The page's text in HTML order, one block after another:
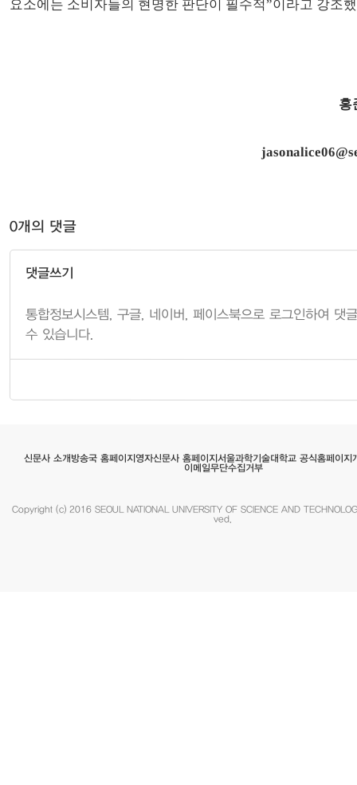
요소에는 소비자들의 현명한 판단이 필수적”이라고 강조
홍
0개의 댓글
댓글쓰기
신문사 소개방송국 홈페이지영자신문사 홈페이지서울과학기술대학교 공식홈페이지
이메일무단수집거부
Copyright (c) 2016 SEOUL NATIONAL UNIVERSITY OF SCIENCE AND
ved.